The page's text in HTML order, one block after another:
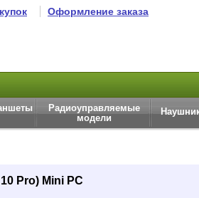
Оформление заказа
Радиоуправляемые
модели
Pro) Mini PC